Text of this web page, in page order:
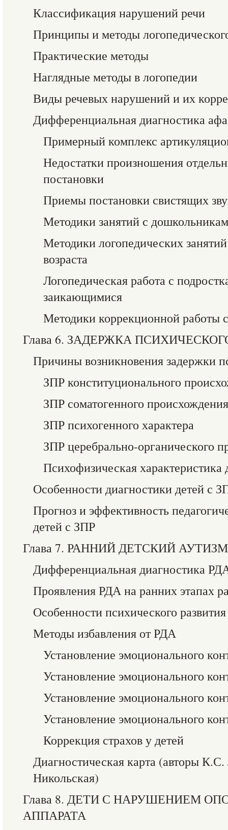
Классификация нарушений речи
Принципы и методы
Практические методы
Наглядные методы в логопедии
Виды речевых нарушений и их
Дифференциальная диагностика
Примерный комплекс
Недостатки произношения
постановки
Приемы постановки свистящих
Методики занятий с
Методики логопедических
возраста
Логопедическая работа с
заикающимися
Методики коррекционной работы
Глава 6. ЗАДЕРЖКА
Причины возникновения задержки
ЗПР конституционального
ЗПР соматогенного происхождения
ЗПР психогенного характера
ЗПР церебрально-органического
Психофизическая характеристика
Особенности диагностики детей с
Прогноз и эффективность
детей с ЗПР
Глава 7. РАННИЙ ДЕТСКИЙ
Дифференциальная диагностика
Проявления РДА на ранних этапах
Особенности психического
Методы избавления от РДА
Установление эмоционального
Установление эмоционального
Установление эмоционального
Установление эмоционального
Коррекция страхов у детей
Диагностическая карта (авторы
Никольская)
Глава 8. ДЕТИ С НАРУШЕНИЕМ
АППАРАТА